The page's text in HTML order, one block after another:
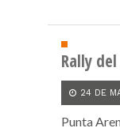
Rally
24 DE
Punta